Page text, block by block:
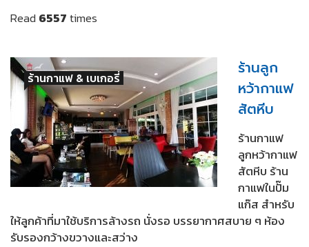
Read 6557times
ร้านกาแฟ & เบเกอรี่
ร้านลูก
หว้ากาแฟ
สัตหีบ
ร้านกาแฟ
ลูกหว้ากาแฟ
สัตหีบ ร้าน
กาแฟในปั๊ม
แก๊ส สำหรับ
ให้ลูกค้าที่มาใช้บริการล้างรถ นั่งรอ บรรยากาศสบาย ๆ ห้อง
รับรองกว้างขวางและสว่าง